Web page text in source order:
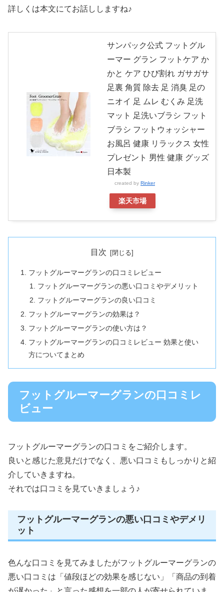
詳しくは本文にてお話ししますね♪
サンパック公式 フットグル
ーマー グラン フットケア か
かと ケア ひび割れ ガサガサ
足裏 角質 除去 足 消臭 足の
ニオイ 足 ムレ むくみ 足洗
マット 足洗いブラシ フット
ブラシ フットウォッシャー
お風呂 健康 リラックス 女性
プレゼント 男性 健康 グッズ
日本製
created by Rinker
楽天市場
目次
フットグルーマーグランの口コミレビュー
フットグルーマーグランの悪い口コミやデメリット
フットグルーマーグランの良い口コミ
フットグルーマーグランの効果は？
フットグルーマーグランの使い方は？
フットグルーマーグランの口コミレビュー 効果と使い
方についてまとめ
フットグルーマーグランの口コミレ
ビュー
フットグルーマーグランの口コミをご紹介します。
良いと感じた意見だけでなく、悪い口コミもしっかりと紹
介していきますね。
それでは口コミを見ていきましょう♪
フットグルーマーグランの悪い口コミやデメリ
ット
色んな口コミを見てみましたがフットグルーマーグランの
悪い口コミは「値段ほどの効果を感じない」「商品の到着